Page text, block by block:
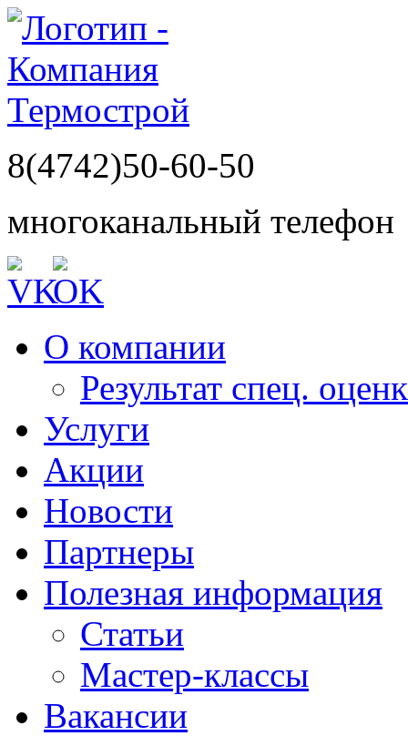
8(4742)50-60-50
многоканальный телефон
О компании
Результат спец.
Услуги
Акции
Новости
Партнеры
Полезная информация
Статьи
Мастер-классы
Вакансии